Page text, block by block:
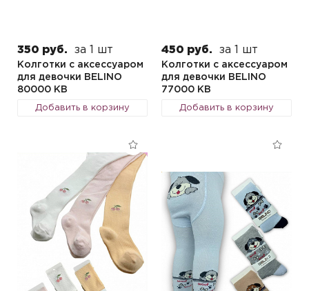
350 руб. за 1 шт
Колготки с аксессуаром
для девочки BELINO
80000 KB
Добавить в корзину
450 руб. за 1 шт
Колготки с аксессуаром
для девочки BELINO
77000 KB
Добавить в корзину